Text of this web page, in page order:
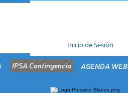
Inicio de Sesión
AGENDA WEB
IPSA Contingencia